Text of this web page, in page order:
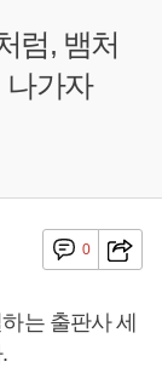
럼, 뱀처
나가자
0
는 출판사 세